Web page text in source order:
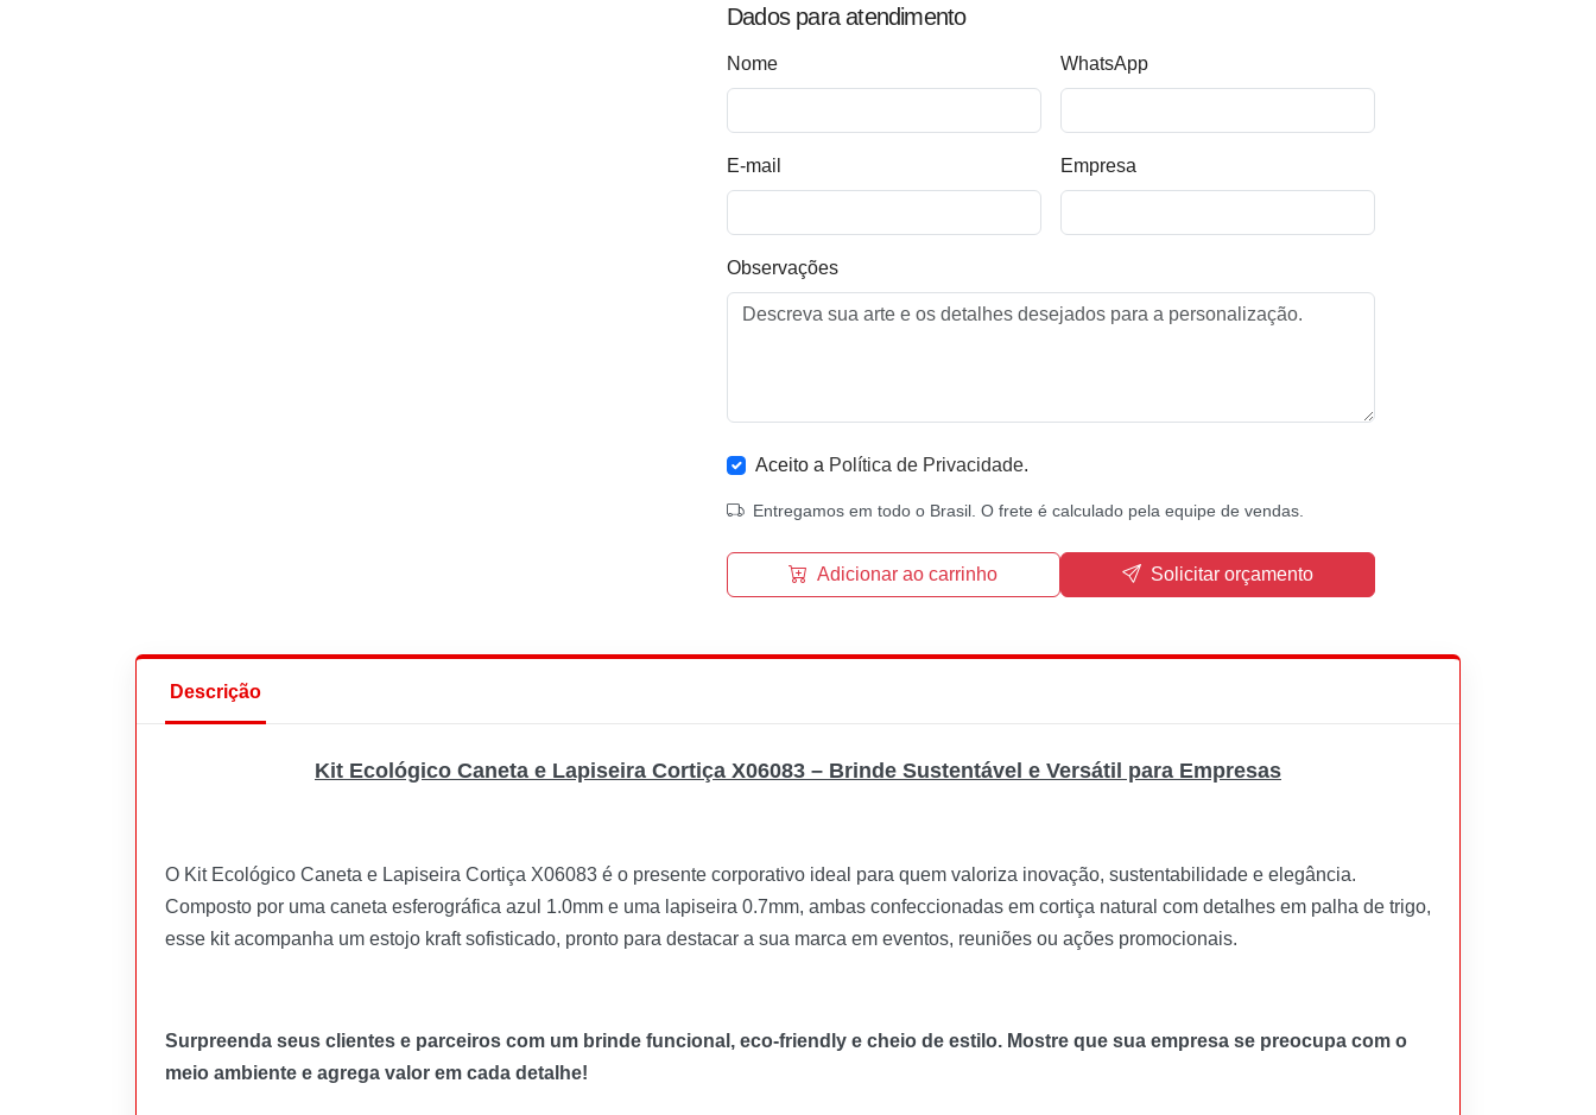
Dados para atendimento
Nome WhatsApp
E-mail Empresa
Observações
Aceito a Política de Privacidade.
Entregamos em todo o Brasil. O frete é calculado pela equipe de vendas.
Adicionar ao carrinho Solicitar orçamento
Descrição
Kit Ecológico Caneta e Lapiseira Cortiça X06083 – Brinde Sustentável e Versátil para Empresas
O Kit Ecológico Caneta e Lapiseira Cortiça X06083 é o presente corporativo ideal para quem valoriza inovação, sustentabilidade e elegância.
Composto por uma caneta esferográfica azul 1.0mm e uma lapiseira 0.7mm, ambas confeccionadas em cortiça natural com detalhes em palha de trigo,
esse kit acompanha um estojo kraft sofisticado, pronto para destacar a sua marca em eventos, reuniões ou ações promocionais.
Surpreenda seus clientes e parceiros com um brinde funcional, eco-friendly e cheio de estilo. Mostre que sua empresa se preocupa com o
meio ambiente e agrega valor em cada detalhe!